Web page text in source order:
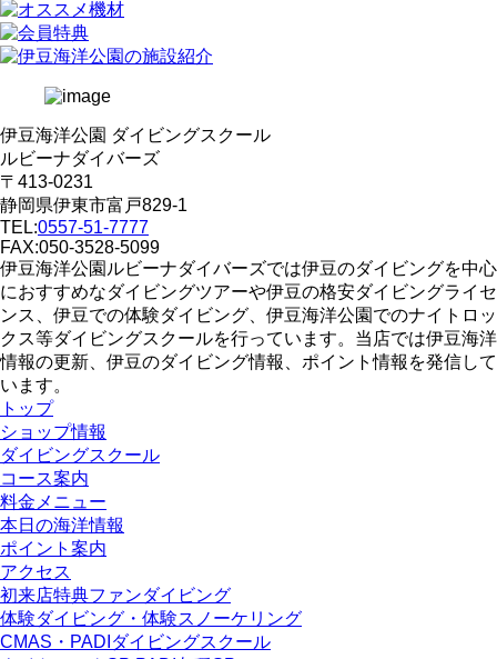
伊豆海洋公園 ダイビングスクール
ルビーナダイバーズ
〒413-0231
静岡県伊東市富戸829-1
TEL:0557-51-7777
FAX:050-3528-5099
伊豆海洋公園ルビーナダイバーズでは伊豆のダイビングを中心
におすすめなダイビングツアーや伊豆の格安ダイビングライセ
ンス、伊豆での体験ダイビング、伊豆海洋公園でのナイトロッ
クス等ダイビングスクールを行っています。当店では伊豆海洋
情報の更新、伊豆のダイビング情報、ポイント情報を発信して
います。
トップ
ショップ情報
ダイビングスクール
コース案内
料金メニュー
本日の海洋情報
ポイント案内
アクセス
初来店特典ファンダイビング
体験ダイビング・体験スノーケリング
CMAS・PADIダイビングスクール